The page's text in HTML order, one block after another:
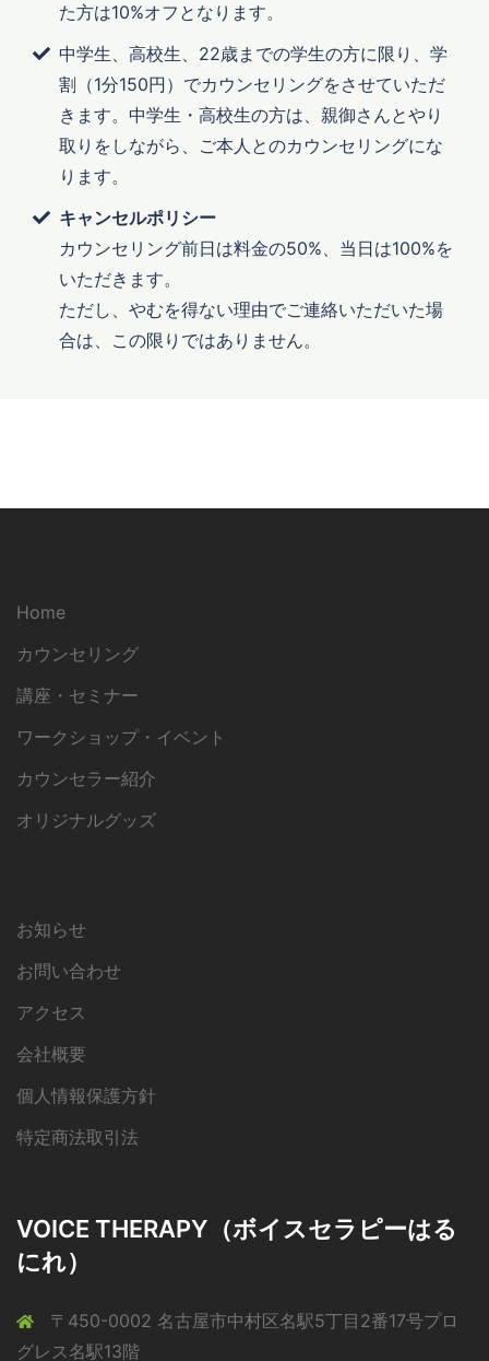
た方は10%オフとなります。
中学生、高校生、22歳までの学生の方に限り、学
割（1分150円）でカウンセリングをさせていただ
きます。中学生・高校生の方は、親御さんとやり
取りをしながら、ご本人とのカウンセリングにな
ります。
キャンセルポリシー
カウンセリング前日は料金の50%、当日は100%を
いただきます。
ただし、やむを得ない理由でご連絡いただいた場
合は、この限りではありません。
Home
カウンセリング
講座・セミナー
ワークショップ・イベント
カウンセラー紹介
オリジナルグッズ
お知らせ
お問い合わせ
アクセス
会社概要
個人情報保護方針
特定商法取引法
VOICE THERAPY（ボイスセラピーはる
にれ）
〒450-0002 名古屋市中村区名駅5丁目2番17号プロ
グレス名駅13階